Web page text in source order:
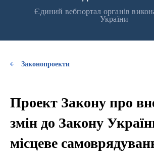
Єдиний вебпортал органів
України
Законопроекти
Проект Закону про
змін до Закону
місцеве